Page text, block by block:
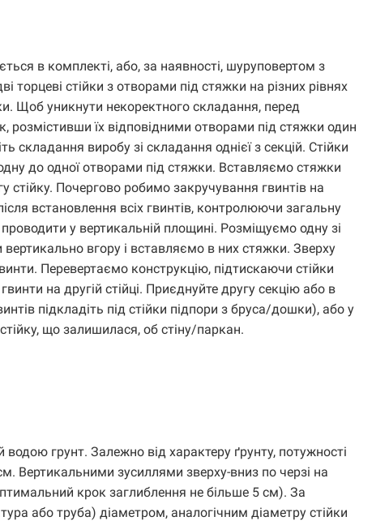
в комплекті, або, за наявності, шуруповертом з
стійки з отворами під стяжки на різних рівнях
Щоб уникнути некоректного складання, перед
їх відповідними отворами під стяжки один
складання виробу зі складання однієї з секцій. Стійки
до одної отворами під стяжки. Вставляємо стяжки
стійку. Почергово робимо закручування гвинтів на
встановлення всіх гвинтів, контролюючи загальну
у вертикальній площині. Розміщуємо одну зі
вгору і вставляємо в них стяжки. Зверху
Перевертаємо конструкцію, підтискаючи стійки
на другій стійці. Приєднуйте другу секцію або в
підкладіть під стійки підпори з бруса/дошки), або у
що залишилася, об стіну/паркан.
грунт. Залежно від характеру ґрунту, потужності
Вертикальними зусиллями зверху-вниз по черзі на
крок заглиблення не більше 5 см). За
або труба) діаметром, аналогічним діаметру стійки